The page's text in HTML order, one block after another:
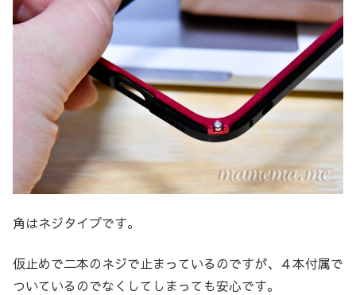
角はネジタイプです。
仮止めで二本のネジで止まっているのですが、４本付属で
ついているのでなくしてしまっても安心です。